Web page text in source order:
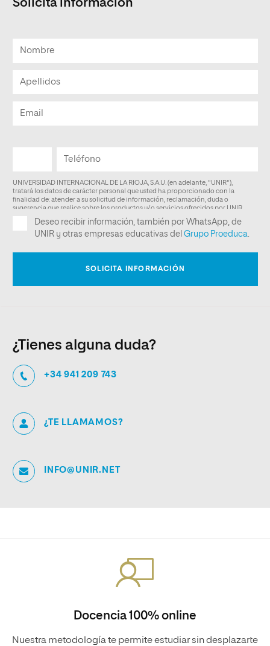
Solicita información
¿Tienes alguna duda?
+34 941 209 743
¿TE LLAMAMOS?
INFO@UNIR.NET
Docencia 100% online
Nuestra metodología te permite estudiar sin desplazarte